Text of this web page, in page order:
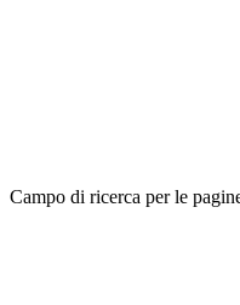
Campo di ricerca per le